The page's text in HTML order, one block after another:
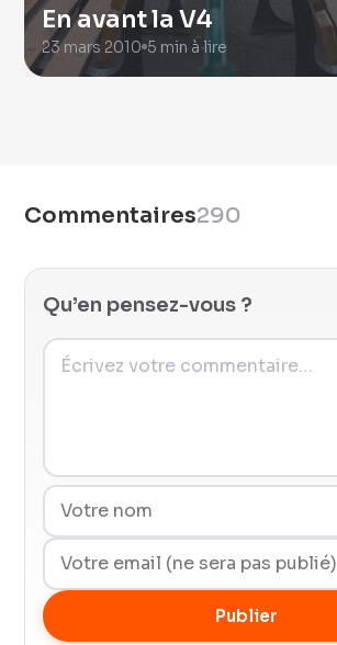
En avant la V4
23 mars 2010 5 min à lire
Commentaires290
Qu’en pensez-vous ?
Publier